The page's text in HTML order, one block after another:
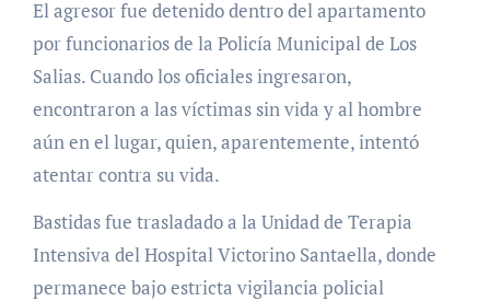
El agresor fue detenido dentro del apartamento
por funcionarios de la Policía Municipal de Los
Salias. Cuando los oficiales ingresaron,
encontraron a las víctimas sin vida y al hombre
aún en el lugar, quien, aparentemente, intentó
atentar contra su vida.
Bastidas fue trasladado a la Unidad de Terapia
Intensiva del Hospital Victorino Santaella, donde
permanece bajo estricta vigilancia policial